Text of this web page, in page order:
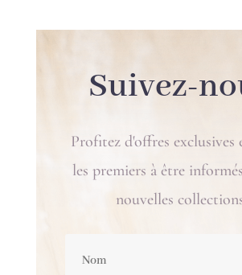
Suivez-
Profitez d'offres exclusives
les premiers à être
nouvelles